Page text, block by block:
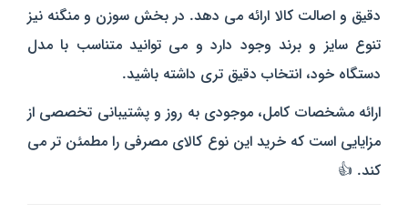
دقیق و اصالت کالا ارائه می‌ دهد. در بخش سوزن و منگنه نیز
تنوع سایز و برند وجود دارد و می‌ توانید متناسب با مدل
دستگاه خود، انتخاب دقیق‌ تری داشته باشید.
ارائه مشخصات کامل، موجودی به‌ روز و پشتیبانی تخصصی از
مزایایی است که خرید این نوع کالای مصرفی را مطمئن‌ تر می‌
کند. 👍